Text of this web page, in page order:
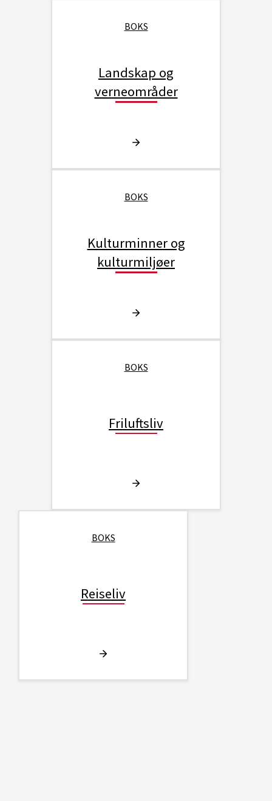
BOKS
Landskap og
verneområder
BOKS
Kulturminner og
kulturmiljøer
BOKS
Friluftsliv
BOKS
Reiseliv